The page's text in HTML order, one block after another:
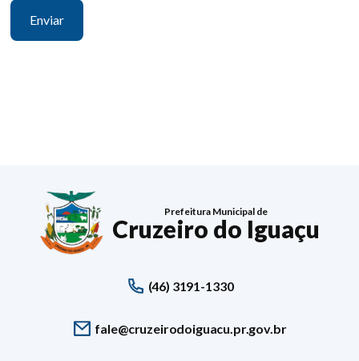
Prefeitura Municipal de
Cruzeiro do Iguaçu
(46) 3191-1330
fale@cruzeirodoiguacu.pr.gov.br